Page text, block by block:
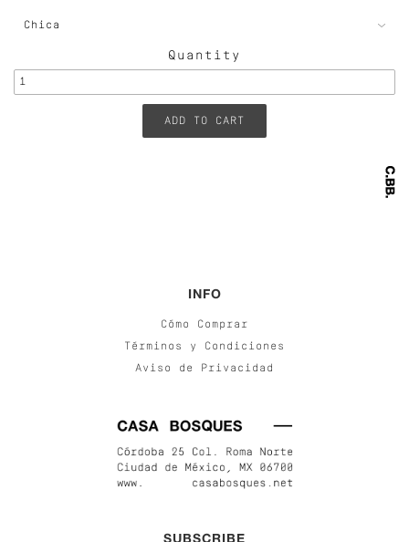
Quantity
INFO
Cómo Comprar
Términos y Condiciones
Aviso de Privacidad
SUBSCRIBE